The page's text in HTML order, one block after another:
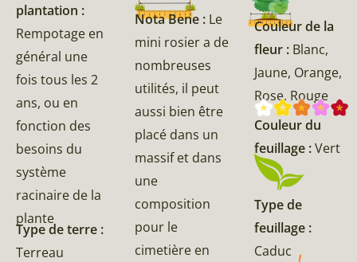
plantation :
Rempotage en
général une
fois tous les 2
ans, ou en
fonction des
besoins du
système
racinaire de la
plante
Type de terre :
Terreau
Nota Bene : Le
mini rosier a de
nombreuses
utilités, il peut
aussi bien être
placé dans un
massif et dans
une
composition
pour le
cimetière en
Couleur de la
fleur : Blanc,
Jaune, Orange,
Rose, Rouge
Couleur du
feuillage :Vert
Type de
feuillage :
Caduc